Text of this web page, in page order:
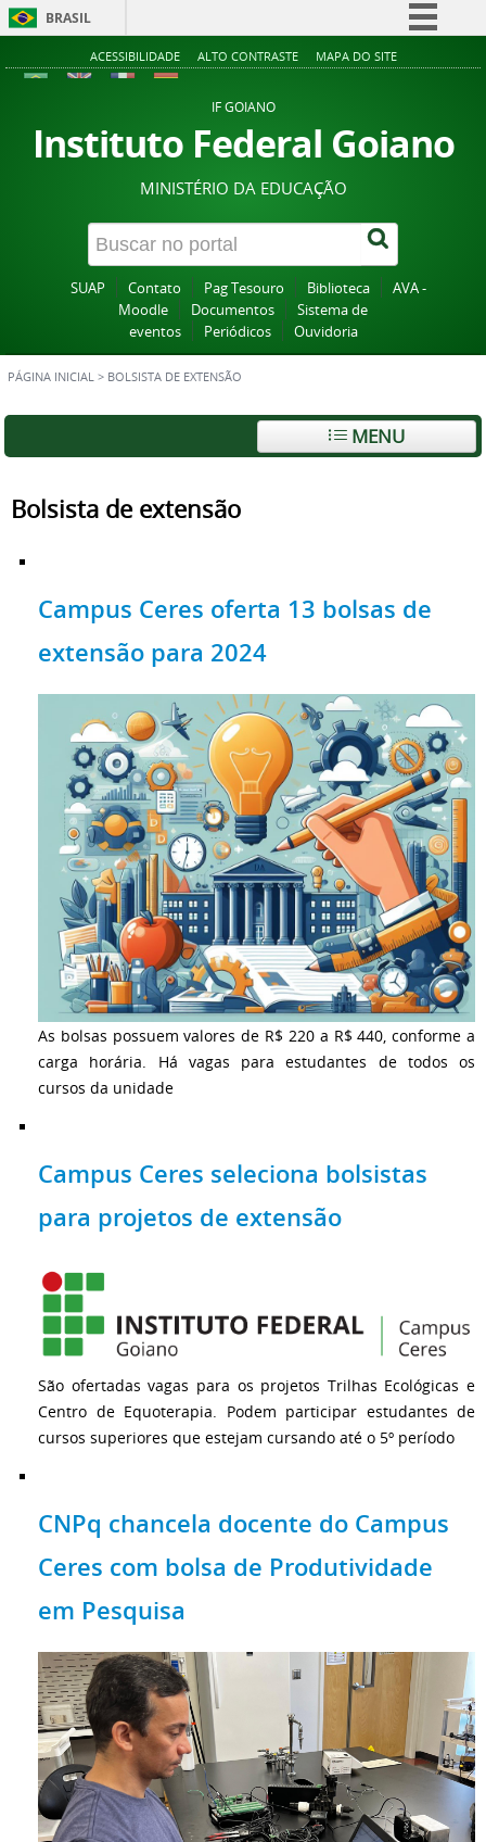
BRASIL
Simplifique!
Acesso à informação
Legislação
Canais
ACESSIBILIDADE ALTO CONTRASTE MAPA DO SITE
IF GOIANO
Instituto Federal Goiano
MINISTÉRIO DA EDUCAÇÃO
SUAP Contato Pag Tesouro Biblioteca
AVA -
Moodle
Documentos
Sistema de
eventos
Periódicos Ouvidoria
PÁGINA INICIAL > BOLSISTA DE EXTENSÃO
MENU
Bolsista de extensão
Campus Ceres oferta 13 bolsas de
extensão para 2024
As bolsas possuem valores de R$ 220 a R$ 440, conforme a
carga horária. Há vagas para estudantes de todos os
cursos da unidade
Campus Ceres seleciona bolsistas
para projetos de extensão
São ofertadas vagas para os projetos Trilhas Ecológicas e
Centro de Equoterapia. Podem participar estudantes de
cursos superiores que estejam cursando até o 5º período
CNPq chancela docente do Campus
Ceres com bolsa de Produtividade
em Pesquisa